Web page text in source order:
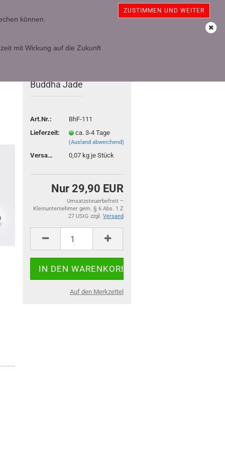
können.
mit Wirkung auf die Zukunft
ZUSTIMMEN UND WEITER
Buddha Jade
Art.Nr.:
BhF-111
Lieferzeit:
ca. 3-4 Tage
(Ausland abweichend)
Versandgewicht: 0,07 kg je Stück
Nur 29,90 EUR
Umsatzsteuerbefreit –
Kleinunternehmer gem. § 6 Abs. 1 Z
27 UStG zzgl. Versand
Auf den Merkzettel